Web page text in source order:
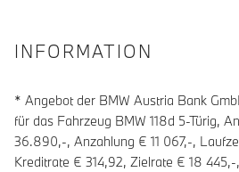
INFORMATION
* Angebot der BMW Austria Bank
für das Fahrzeug BMW 118d 5-Türig,
36.890,-, Anzahlung € 11 067,-,
Kreditrate € 314,92, Zielrate € 18 445,-